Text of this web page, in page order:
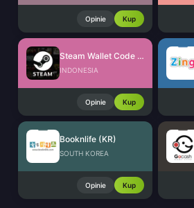
Opinie Kup
Steam Wallet Code (IDR)
INDONESIA
Opinie Kup
Booknlife (KR)
SOUTH KOREA
Opinie Kup